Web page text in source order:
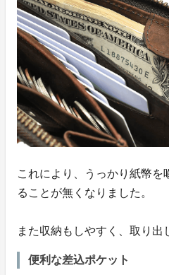
これにより、うっかり紙幣を
ることが無くなりました。
また収納もしやすく、取り出
便利な差込ポケット